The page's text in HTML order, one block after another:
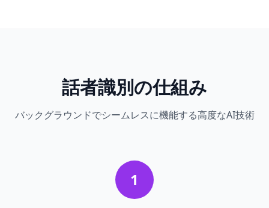
話者識別の仕組み
バックグラウンドでシームレスに機能する高度なAI技術
1